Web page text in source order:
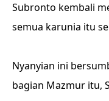
Subronto kembali
semua karunia itu
Nyanyian ini
bagian Mazmur itu,